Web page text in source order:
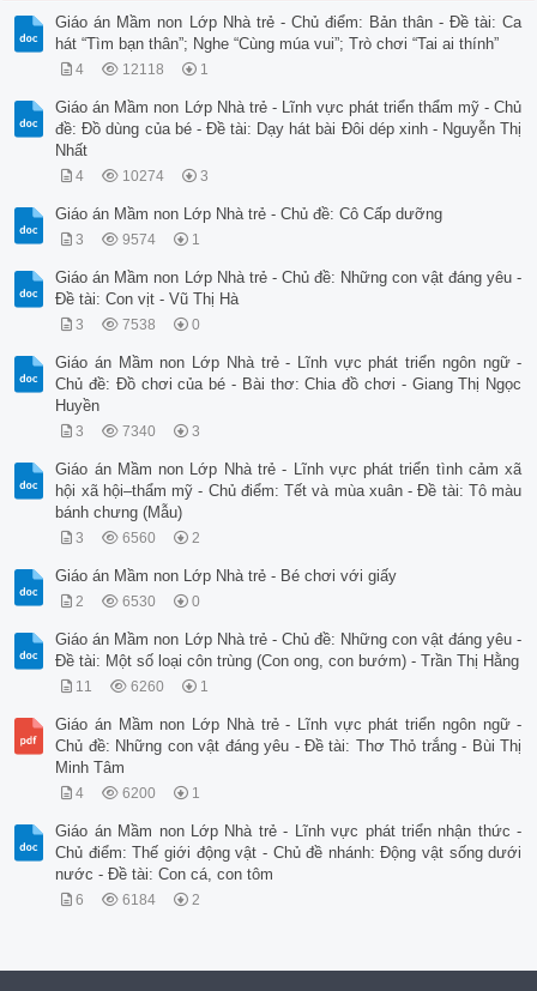
Giáo án Mầm non Lớp Nhà trẻ - Chủ điểm: Bản thân - Đề tài: Ca
hát “Tìm bạn thân”; Nghe “Cùng múa vui”; Trò chơi “Tai ai thính”
4 12118 1
Giáo án Mầm non Lớp Nhà trẻ - Lĩnh vực phát triển thẩm mỹ - Chủ
đề: Đồ dùng của bé - Đề tài: Dạy hát bài Đôi dép xinh - Nguyễn Thị
Nhất
4 10274 3
Giáo án Mầm non Lớp Nhà trẻ - Chủ đề: Cô Cấp dưỡng
3 9574 1
Giáo án Mầm non Lớp Nhà trẻ - Chủ đề: Những con vật đáng yêu -
Đề tài: Con vịt - Vũ Thị Hà
3 7538 0
Giáo án Mầm non Lớp Nhà trẻ - Lĩnh vực phát triển ngôn ngữ -
Chủ đề: Đồ chơi của bé - Bài thơ: Chia đồ chơi - Giang Thị Ngọc
Huyền
3 7340 3
Giáo án Mầm non Lớp Nhà trẻ - Lĩnh vực phát triển tình cảm xã
hội xã hội–thẩm mỹ - Chủ điểm: Tết và mùa xuân - Đề tài: Tô màu
bánh chưng (Mẫu)
3 6560 2
Giáo án Mầm non Lớp Nhà trẻ - Bé chơi với giấy
2 6530 0
Giáo án Mầm non Lớp Nhà trẻ - Chủ đề: Những con vật đáng yêu -
Đề tài: Một số loại côn trùng (Con ong, con bướm) - Trần Thị Hằng
11 6260 1
Giáo án Mầm non Lớp Nhà trẻ - Lĩnh vực phát triển ngôn ngữ -
Chủ đề: Những con vật đáng yêu - Đề tài: Thơ Thỏ trắng - Bùi Thị
Minh Tâm
4 6200 1
Giáo án Mầm non Lớp Nhà trẻ - Lĩnh vực phát triển nhận thức -
Chủ điểm: Thế giới động vật - Chủ đề nhánh: Động vật sống dưới
nước - Đề tài: Con cá, con tôm
6 6184 2